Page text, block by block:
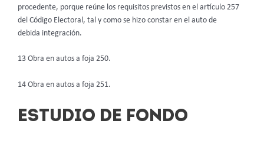
procedente, porque reúne los requisitos previstos en el artículo 257
del Código Electoral, tal y como se hizo constar en el auto de
debida integración.
13 Obra en autos a foja 250.
14 Obra en autos a foja 251.
ESTUDIO DE FONDO